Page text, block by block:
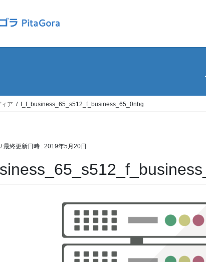
ィア f_f_business_65_s512_f_business_65_0nbg
/ 最終更新日時 : 2019年5月20日